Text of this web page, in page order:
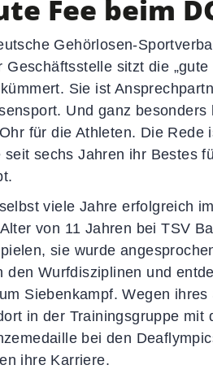
Fee beim
Gehörlosen-
sitzt die „gute
Sie ist
Und ganz besonders
für die Athleten. Die Rede
sechs Jahren ihr Bestes
viele Jahre erfolgreich
von 11 Jahren bei TSV
sie wurde
den Wurfdisziplinen und
Siebenkampf. Wegen
in der Trainingsgruppe
bei den
ihre Karriere.
Media-News
News